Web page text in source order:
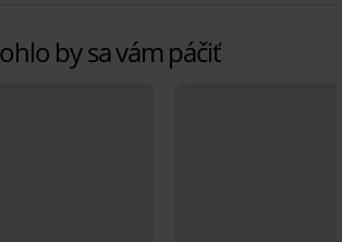
by sa vám páčiť